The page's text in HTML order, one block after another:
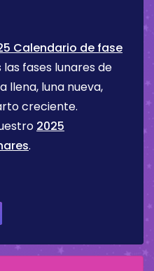
Calendario de fase
fases lunares de
llena, luna nueva,
creciente.
2025
.